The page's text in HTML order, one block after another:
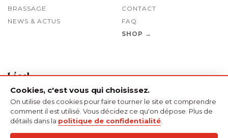
BRASSAGE
NEWS & ACTUS
CONTACT
FAQ
SHOP →
Légal
CONFIDENTIALITÉ CGV COOKIES
BE0480153364
Cookies, c'est vous qui choisissez.
On utilise des cookies pour faire tourner le site et comprendre
comment il est utilisé. Vous décidez ce qu'on dépose. Plus de
détails dans la politique de confidentialité